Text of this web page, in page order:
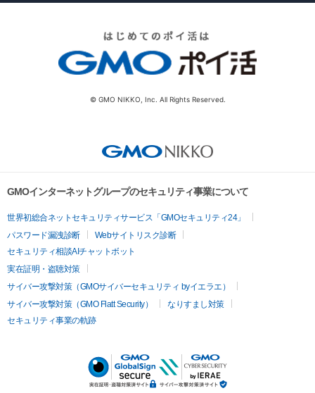
© GMO NIKKO, Inc. All Rights Reserved.
GMOインターネットグループのセキュリティ事業について
世界初総合ネットセキュリティサービス「GMOセキュリティ24」
パスワード漏洩診断
Webサイトリスク診断
セキュリティ相談AIチャットボット
実在証明・盗聴対策
サイバー攻撃対策（GMOサイバーセキュリティ byイエラエ）
サイバー攻撃対策（GMO Flatt Security）
なりすまし対策
セキュリティ事業の軌跡